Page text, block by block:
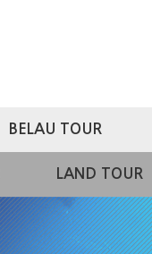
BELAU TOUR
LAND TOUR